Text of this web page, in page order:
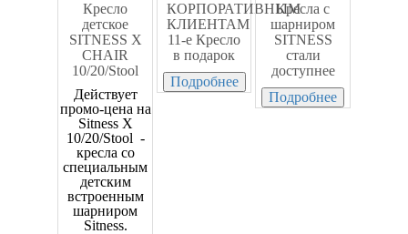
Кресло
детское
SITNESS X
CHAIR
10/20/Stool
Действует
промо-цена на
Sitness X
10/20/Stool -
кресла со
специальным
детским
встроенным
шарниром
Sitness.
КОРПОРАТИВНЫМ
КЛИЕНТАМ
11-е Кресло
в подарок
Подробнее
Кресла c
шарниром
SITNESS
стали
доступнее
Подробнее